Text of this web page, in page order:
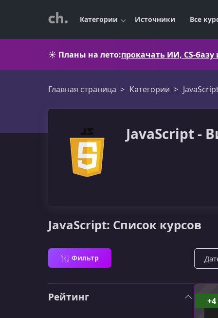
Категории Источники Все
☀️ Планы на лето:прокачать ИИ, CS-
Главная страница Категории
JavaScript -
JavaScript: Список курсов
Фильтр
Рейтинг +4